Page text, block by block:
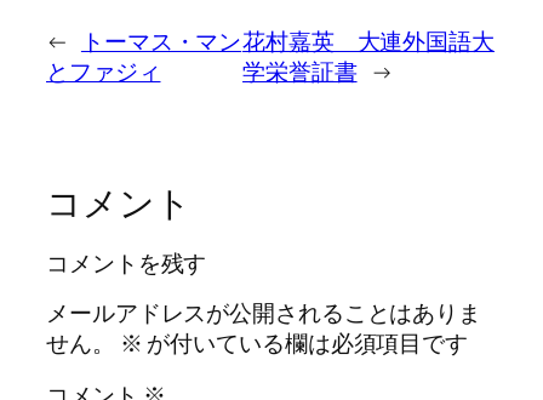
←
トーマス・マン
とファジィ
花村嘉英 大連外国語大
学栄誉証書 →
コメント
コメントを残す
メールアドレスが公開されることはありま
せん。
※ が付いている欄は必須項目です